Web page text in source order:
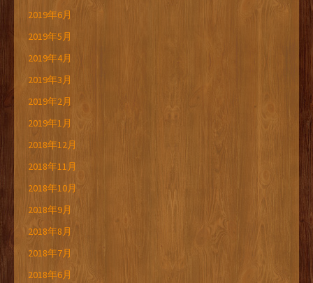
2019年6月
2019年5月
2019年4月
2019年3月
2019年2月
2019年1月
2018年12月
2018年11月
2018年10月
2018年9月
2018年8月
2018年7月
2018年6月